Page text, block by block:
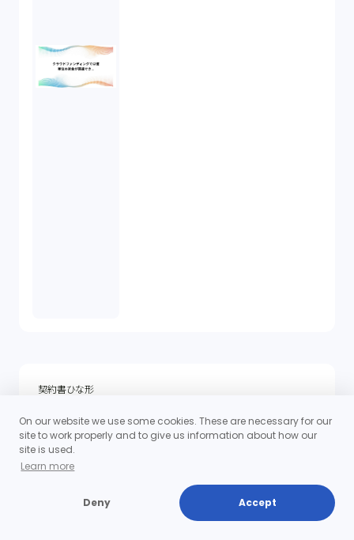
契約書ひな形
これらはあくまで”ひな形”なので、個々の案件毎に、とくに盛
り込みたい条項や不明点がある場合は、当事務所にご相談
ください。
契約書ひな形をダウンロード
On our website we use some cookies. These are necessary for our
site to work properly and to give us information about how our
site is used.
Learn more
Deny Accept